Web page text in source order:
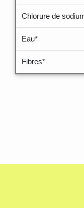
Chlorure de
Eau*
Fibres*